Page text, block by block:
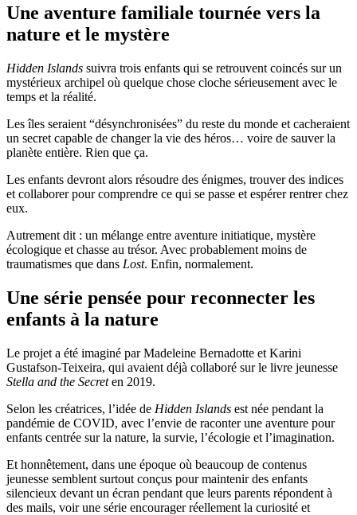
Une aventure familiale tournée vers la
nature et le mystère
Hidden Islands suivra trois enfants qui se retrouvent coincés sur un
mystérieux archipel où quelque chose cloche sérieusement avec le
temps et la réalité.
Les îles seraient “désynchronisées” du reste du monde et cacheraient
un secret capable de changer la vie des héros… voire de sauver la
planète entière. Rien que ça.
Les enfants devront alors résoudre des énigmes, trouver des indices
et collaborer pour comprendre ce qui se passe et espérer rentrer chez
eux.
Autrement dit : un mélange entre aventure initiatique, mystère
écologique et chasse au trésor. Avec probablement moins de
traumatismes que dans Lost. Enfin, normalement.
Une série pensée pour reconnecter les
enfants à la nature
Le projet a été imaginé parMadeleine Bernadotte et Karini
Gustafson-Teixeira, qui avaient déjà collaboré sur le livre jeunesse
Stella and the Secreten 2019.
Selon les créatrices, l’idée de Hidden Islands est née pendant la
pandémie de COVID, avec l’envie de raconter une aventure pour
enfants centrée sur la nature, la survie, l’écologie et l’imagination.
Et honnêtement, dans une époque où beaucoup de contenus
jeunesse semblent surtout conçus pour maintenir des enfants
silencieux devant un écran pendant que leurs parents répondent à
des mails, voir une série encourager réellement la curiosité et